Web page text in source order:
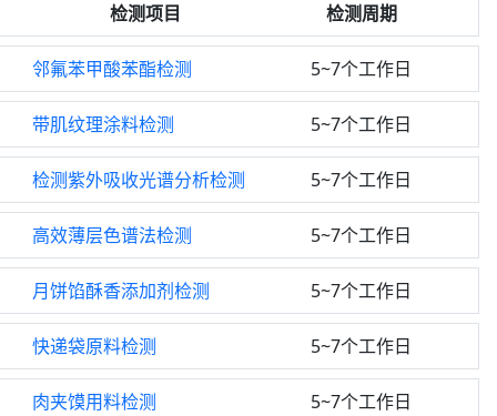
检测项目 检测周期
邻氟苯甲酸苯酯检测 5~7个工作日
带肌纹理涂料检测 5~7个工作日
检测紫外吸收光谱分析检测 5~7个工作日
高效薄层色谱法检测 5~7个工作日
月饼馅酥香添加剂检测 5~7个工作日
快递袋原料检测 5~7个工作日
肉夹馍用料检测 5~7个工作日